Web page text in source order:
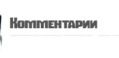
Комментарии